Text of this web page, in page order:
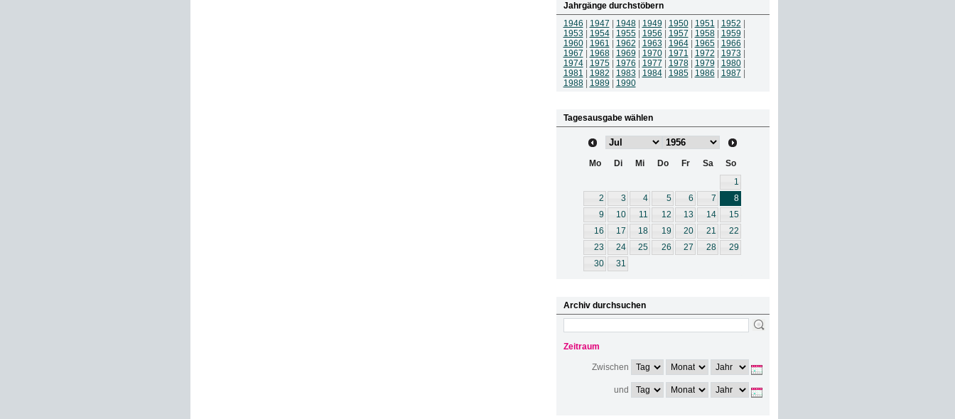
Jahrgänge durchstöbern
1946
1947 1948| 1949 1950| 1951 1952
1953
1954| 1955| 1956 1957 1958| 1959
1960| 1961 1962 1963 1964| 1965| 1966
1967
1968| 1969 1970| 1971 1972 1973
1974| 1975| 1976 1977 1978| 1979 1980|
1981
1982 1983 1984| 1985| 1986 1987
1988| 1989 1990
Tagesausgabe wählen
Mo Di Mi Do Fr Sa
So
1
2
3 4 5 6 7
8
9
10 11 12 13 14
15
16
17 18 19 20 21
22
23
24 25 26 27 28
29
30
31
Archiv durchsuchen
Zeitraum
Zwischen
und